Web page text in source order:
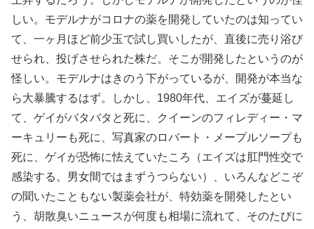
しい。モデルナがコロナの薬を開発していたのは知ってい
て、一ヶ月ほど前少玉で試し買いしたが、直後に売り浴び
せられ、投げさせられた株だ。そこが開発したというのが
怪しい。モデルナはきのう下がっているが、開発が本当な
ら大暴騰するはず。しかし、1980年代、エイズが蔓延し
て、ゲイがバタバタと死に、クイーンのフィレディー・マ
ーキュリーも死に、写真家のロバート・メープルソープも
死に、ゲイが恐怖に怯えていたころ（エイズは肛門性交で
感染する。男女間ではまずうつらない）、いろんなどこぞ
の聞いたこともない製薬会社が、特効薬を開発したとい
う、胡散臭いニュースが何度も相場に流れて、そのたびに